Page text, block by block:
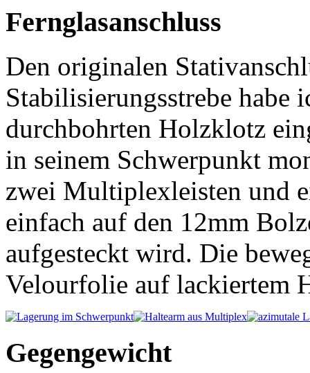
Fernglasanschluss
Den originalen
Stabilisierungsstrebe habe
durchbohrten Holzklotz
in seinem Schwerpunkt
zwei Multiplexleisten und
einfach auf den 12mm
aufgesteckt wird. Die
Velourfolie auf lackiertem
Gegengewicht